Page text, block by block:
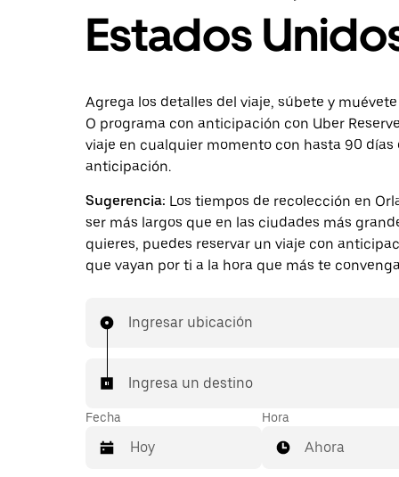
Estados
Agrega los detalles del viaje, súbete y
O programa con anticipación con Uber
viaje en cualquier momento con hasta 90 días
anticipación.
Sugerencia: Los tiempos de recolección en
ser más largos que en las ciudades más
quieres, puedes reservar un viaje con
que vayan por ti a la hora que más te
Ingresar ubicación
Ingresa un destino
Fecha Hora
Ahora